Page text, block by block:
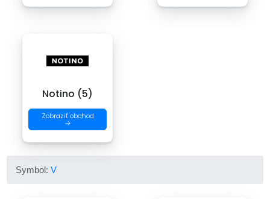
Notino (5)
Zobraziť obchod
→
Symbol:V